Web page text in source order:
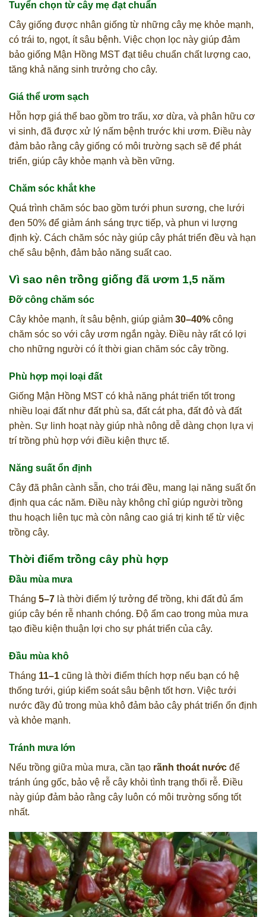
Tuyển chọn từ cây mẹ đạt chuẩn
Cây giống được nhân giống từ những cây mẹ khỏe mạnh,
có trái to, ngọt, ít sâu bệnh. Việc chọn lọc này giúp đảm
bảo giống Mận Hồng MST đạt tiêu chuẩn chất lượng cao,
tăng khả năng sinh trưởng cho cây.
Giá thể ươm sạch
Hỗn hợp giá thể bao gồm tro trấu, xơ dừa, và phân hữu cơ
vi sinh, đã được xử lý nấm bệnh trước khi ươm. Điều này
đảm bảo rằng cây giống có môi trường sạch sẽ để phát
triển, giúp cây khỏe mạnh và bền vững.
Chăm sóc khắt khe
Quá trình chăm sóc bao gồm tưới phun sương, che lưới
đen 50% để giảm ánh sáng trực tiếp, và phun vi lượng
định kỳ. Cách chăm sóc này giúp cây phát triển đều và hạn
chế sâu bệnh, đảm bảo năng suất cao.
Vì sao nên trồng giống đã ươm 1,5 năm
Đỡ công chăm sóc
Cây khỏe mạnh, ít sâu bệnh, giúp giảm 30–40% công
chăm sóc so với cây ươm ngắn ngày. Điều này rất có lợi
cho những người có ít thời gian chăm sóc cây trồng.
Phù hợp mọi loại đất
Giống Mận Hồng MST có khả năng phát triển tốt trong
nhiều loại đất như đất phù sa, đất cát pha, đất đỏ và đất
phèn. Sự linh hoạt này giúp nhà nông dễ dàng chọn lựa vị
trí trồng phù hợp với điều kiện thực tế.
Năng suất ổn định
Cây đã phân cành sẵn, cho trái đều, mang lại năng suất ổn
định qua các năm. Điều này không chỉ giúp người trồng
thu hoạch liên tục mà còn nâng cao giá trị kinh tế từ việc
trồng cây.
Thời điểm trồng cây phù hợp
Đầu mùa mưa
Tháng 5–7 là thời điểm lý tưởng để trồng, khi đất đủ ẩm
giúp cây bén rễ nhanh chóng. Độ ẩm cao trong mùa mưa
tạo điều kiện thuận lợi cho sự phát triển của cây.
Đầu mùa khô
Tháng 11–1 cũng là thời điểm thích hợp nếu bạn có hệ
thống tưới, giúp kiểm soát sâu bệnh tốt hơn. Việc tưới
nước đầy đủ trong mùa khô đảm bảo cây phát triển ổn định
và khỏe mạnh.
Tránh mưa lớn
Nếu trồng giữa mùa mưa, cần tạo rãnh thoát nước để
tránh úng gốc, bảo vệ rễ cây khỏi tình trạng thối rễ. Điều
này giúp đảm bảo rằng cây luôn có môi trường sống tốt
nhất.